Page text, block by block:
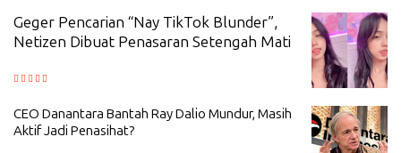
Geger Pencarian “Nay TikTok Blunder”,
Netizen Dibuat Penasaran Setengah Mati
CEO Danantara Bantah Ray Dalio Mundur, Masih
Aktif Jadi Penasihat?